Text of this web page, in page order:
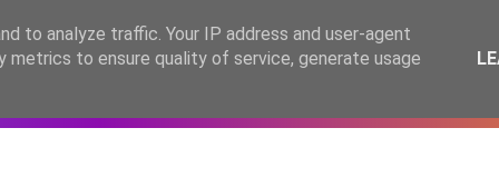
PORTUGAL LANÇAMENTOS ESPECIAIS
to analyze traffic. Your IP address and user-agent
metrics to ensure quality of service, generate usage